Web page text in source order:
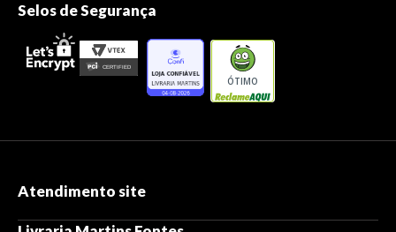
Selos de Segurança
ÓTIMO
Atendimento site